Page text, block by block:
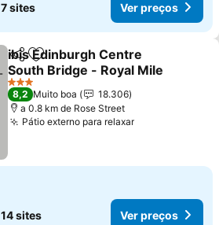
7 sites Ver preços
PartilharAdicionar aos favoritos
ibis Edinburgh Centre
South Bridge - Royal Mile
3 Estrelas
8,2 Muito boa
18.306
a 0.8 km de Rose Street
Pátio externo para relaxar
14 sites Ver preços